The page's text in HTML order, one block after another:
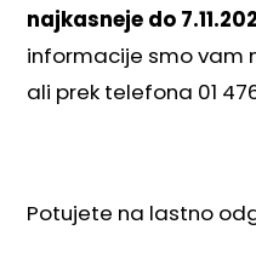
najkasneje do
informacije smo vam
ali prek telefona 01
Potujete na lastno